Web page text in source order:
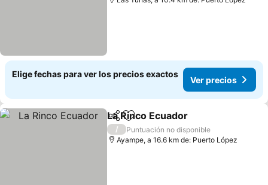
Elige fechas para ver los precios exactos
Ver precios
CompartirAgregar a favoritos
La Rinco Ecuador
/
Puntuación no disponible
Ayampe, a 16.6 km de: Puerto López